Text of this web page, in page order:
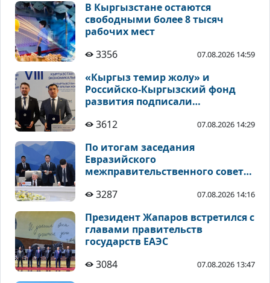
В Кыргызстане остаются
свободными более 8 тысяч
рабочих мест
3356
07.08.2026 14:59
«Кыргыз темир жолу» и
Российско-Кыргызский фонд
развития подписали
инвестиционным проектам
3612 07.08.2026 14:29
По итогам заседания
Евразийского
межправительственного совета
3287
07.08.2026 14:16
Президент Жапаров встретился с
главами правительств
государств ЕАЭС
3084
07.08.2026 13:47